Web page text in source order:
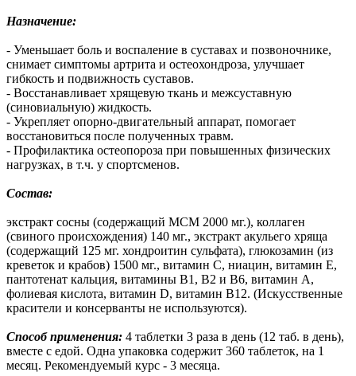
Назначение:
- Уменьшает боль и воспаление в суставах и позвоночнике,
снимает симптомы артрита и остеохондроза, улучшает
гибкость и подвижность суставов.
- Восстанавливает хрящевую ткань и межсуставную
(синовиальную) жидкость.
- Укрепляет опорно-двигательный аппарат, помогает
восстановиться после полученных травм.
- Профилактика остеопороза при повышенных физических
нагрузках, в т.ч. у спортсменов.
Состав:
экстракт сосны (содержащий МСМ 2000 мг.), коллаген
(свиного происхождения) 140 мг., экстракт акульего хряща
(содержащий 125 мг. хондроитин сульфата), глюкозамин (из
креветок и крабов) 1500 мг., витамин С, ниацин, витамин Е,
пантотенат кальция, витамины В1, В2 и B6, витамин А,
фолиевая кислота, витамин D, витамин B12. (Искусственные
красители и консерванты не используются).
Способ применения: 4 таблетки 3 раза в день (12 таб. в день),
вместе с едой. Одна упаковка содержит 360 таблеток, на 1
месяц. Рекомендуемый курс - 3 месяца.